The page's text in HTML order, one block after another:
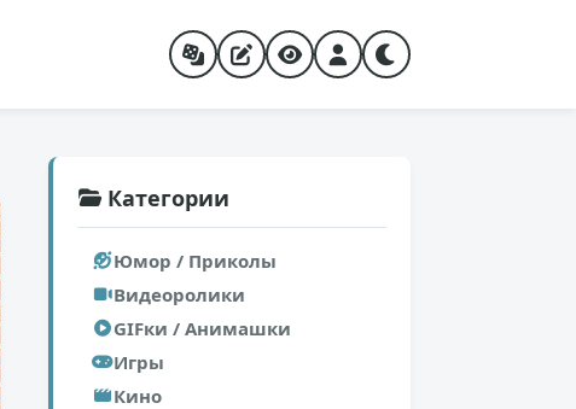
Категории
Юмор / Приколы
Видеоролики
GIFки / Анимашки
Игры
Кино